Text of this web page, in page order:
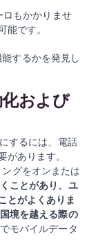
ロもかかりませ
能です。
するかを発見し
および
するには、電話
あります。
グをオンまたは
ことがあり、ユ
とがよくありま
国境を越える際の
モバイルデータ